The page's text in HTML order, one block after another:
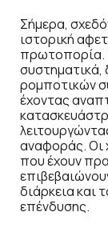
Σήμερα,
ιστορική
πρωτοπορία.
συστηματικά,
ρομποτικών
έχοντας
αναφοράς. Οι
που έχουν
διάρκεια και
επένδυσης.